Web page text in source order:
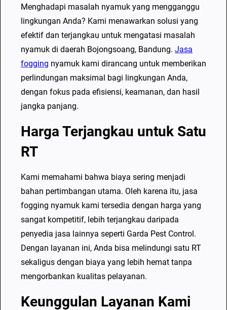
Menghadapi masalah nyamuk yang mengganggu
lingkungan Anda? Kami menawarkan solusi yang
efektif dan terjangkau untuk mengatasi masalah
nyamuk di daerah Bojongsoang, Bandung. Jasa
fogging nyamuk kami dirancang untuk memberikan
perlindungan maksimal bagi lingkungan Anda,
dengan fokus pada efisiensi, keamanan, dan hasil
jangka panjang.
Harga Terjangkau untuk Satu
RT
Kami memahami bahwa biaya sering menjadi
bahan pertimbangan utama. Oleh karena itu, jasa
fogging nyamuk kami tersedia dengan harga yang
sangat kompetitif, lebih terjangkau daripada
penyedia jasa lainnya seperti Garda Pest Control.
Dengan layanan ini, Anda bisa melindungi satu RT
sekaligus dengan biaya yang lebih hemat tanpa
mengorbankan kualitas pelayanan.
Keunggulan Layanan Kami